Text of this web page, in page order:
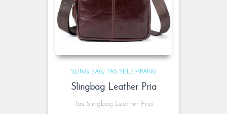
SLING BAG TAS SELEMPANG
Slingbag Leather Pria
Tas Slingbag Leather Pria